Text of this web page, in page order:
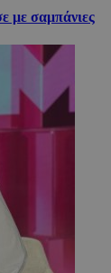
με σαμπάνιες